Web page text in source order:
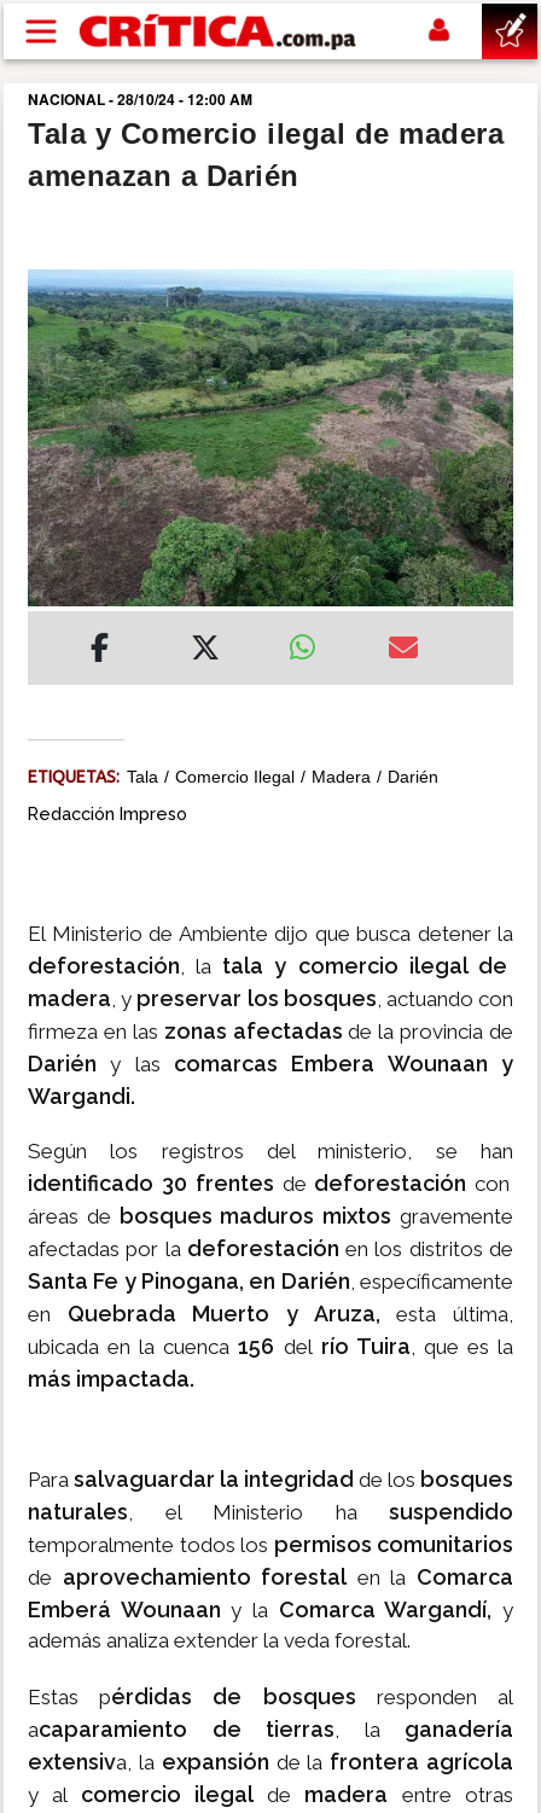
Pasar al contenido principal
buscar
SUCESOS
POLÍTICA
SHOW
DEPORTES
MUNDO
INSÓLITAS
MULTIMEDIA
NACIONAL - 28/10/24 - 12:00 AM
Tala y Comercio ilegal de madera
amenazan a Darién
ETIQUETAS: Tala Comercio Ilegal Madera Darién
Redacción Impreso
El Ministerio de Ambiente dijo que busca detener la
deforestación, la tala y comercio ilegal de
madera, y preservar los bosques, actuando con
firmeza en las zonas afectadas de la provincia de
Darién y las comarcas Embera Wounaan y
Wargandi.
Según los registros del ministerio, se han
identificado 30 frentes de deforestación con
áreas de bosques maduros mixtosgravemente
afectadas por la deforestaciónen los distritos de
Santa Fe y Pinogana, en Darién, específicamente
en Quebrada Muerto y Aruza, esta última,
ubicada en la cuenca156 del río Tuira, que es la
más impactada.
Para salvaguardar la integridad de los bosques
naturales, el Ministerio ha suspendido
temporalmente todos los permisos comunitarios
de aprovechamiento forestalen la Comarca
Emberá Wounaany la Comarca Wargandí,y
además analiza extender la veda forestal.
Estas pérdidas de bosques responden al
acaparamiento de tierras, la ganadería
extensiva, la expansión de la frontera agrícola
y al comercio ilegal de madera entre otras